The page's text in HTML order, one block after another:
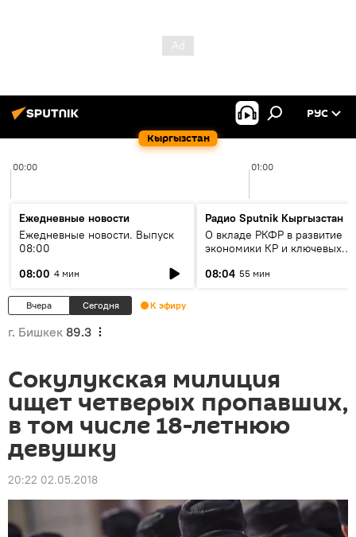
Кыргызстан
РУС
00:00 01:00
Ежедневные новости
Ежедневные новости. Выпуск
08:00
08:00 4 мин
Радио Sputnik Кыргызстан
О вкладе РКФР в развитие
экономики КР и ключевых
08:04 55 мин
Вчера Сегодня К эфиру
г. Бишкек 89.3
Сокулукская милиция
ищет четверых пропавших,
в том числе 18-летнюю
девушку
20:22 02.05.2018